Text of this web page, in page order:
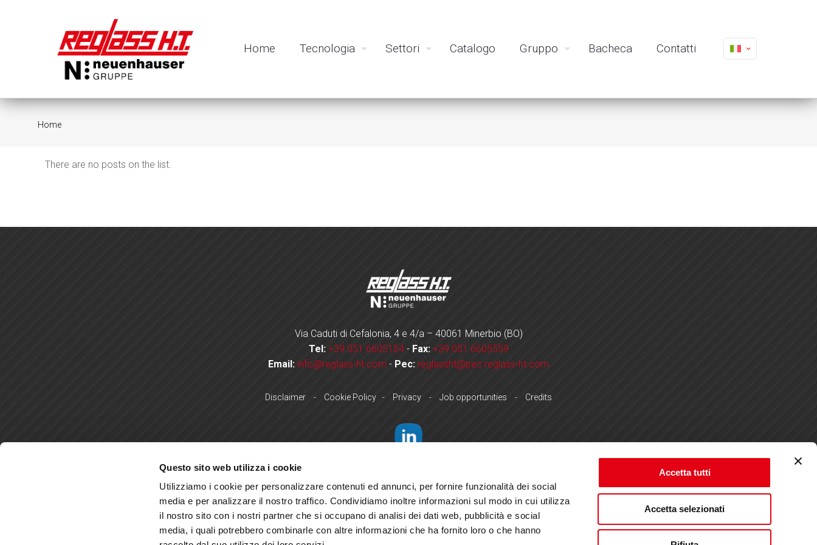
Questo sito web utilizza i cookie
Utilizziamo i cookie per personalizzare contenuti ed annunci, per fornire funzionalità dei social
media e per analizzare il nostro traffico. Condividiamo inoltre informazioni sul modo in cui utilizza
il nostro sito con i nostri partner che si occupano di analisi dei dati web, pubblicità e social
media, i quali potrebbero combinarle con altre informazioni che ha fornito loro o che hanno
Accetta tutti
Accetta selezionati
Home Tecnologia Settori Catalogo Gruppo Bacheca Contatti
Home
There are no posts on the list.
Via Caduti di Cefalonia, 4 e 4/a – 40061 Minerbio (BO)
Tel: +39 051 6605154- Fax: +39 051 6605559
Email: info@reglass-ht.com - Pec: reglassht@pec.reglass-ht.com
Disclaimer - Cookie Policy - Privacy - Job opportunities - Credits
Reglass H.T. S.r.l. - P.I. 04052100379